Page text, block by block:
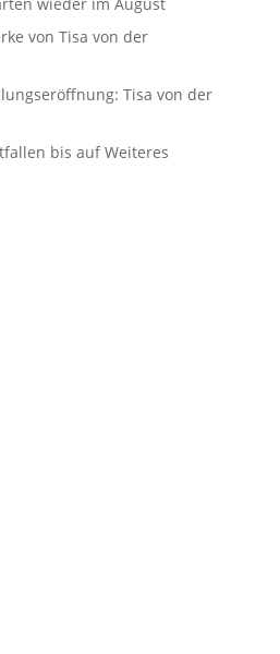
von Tisa von der
Tisa von der
bis auf Weiteres